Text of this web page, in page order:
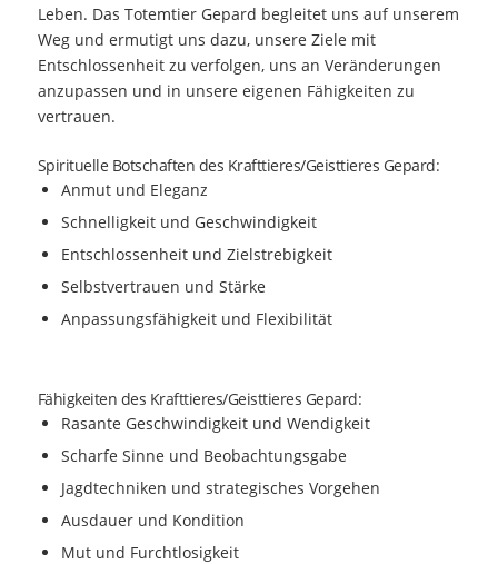
Leben. Das Totemtier Gepard begleitet uns auf unserem
Weg und ermutigt uns dazu, unsere Ziele mit
Entschlossenheit zu verfolgen, uns an Veränderungen
anzupassen und in unsere eigenen Fähigkeiten zu
vertrauen.
Spirituelle Botschaften des Krafttieres/Geisttieres Gepard:
Anmut und Eleganz
Schnelligkeit und Geschwindigkeit
Entschlossenheit und Zielstrebigkeit
Selbstvertrauen und Stärke
Anpassungsfähigkeit und Flexibilität
Fähigkeiten des Krafttieres/Geisttieres Gepard:
Rasante Geschwindigkeit und Wendigkeit
Scharfe Sinne und Beobachtungsgabe
Jagdtechniken und strategisches Vorgehen
Ausdauer und Kondition
Mut und Furchtlosigkeit